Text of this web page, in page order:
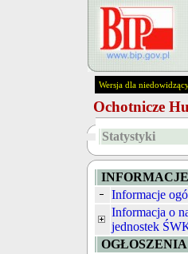
Wersja dla
Ochotnicze
Statystyki
INFORMACJE
Informacje
Informacja o
jednostek
OGŁOSZENIA